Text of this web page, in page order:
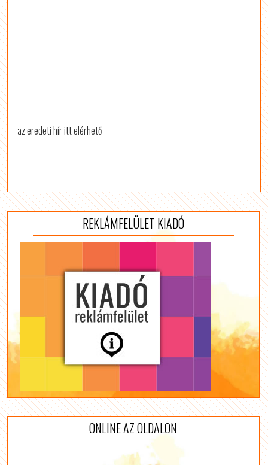
az eredeti hír itt elérhető
REKLÁMFELÜLET KIADÓ
ONLINE AZ OLDALON